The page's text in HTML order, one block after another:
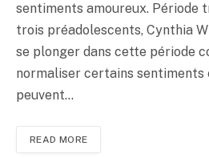
sentiments amoureux. Période
trois préadolescents, Cynthia
se plonger dans cette période
normaliser certains sentiments
peuvent…
READ MORE